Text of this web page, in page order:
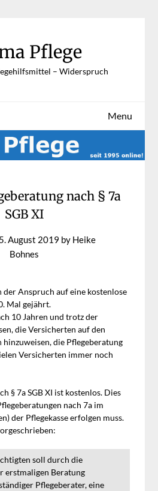
Pflege
– Widerspruch
Menu
nach § 7a
SGB XI
August 2019 by Heike
Bohnes
der Anspruch auf eine kostenlose
Mal gejährt.
10 Jahren und trotz der
die Versicherten auf den
die Pflegeberatung
Versicherten immer noch
§ 7a SGB XI ist kostenlos. Dies
nach 7a im
der Pflegekasse erfolgen muss.
soll durch die
erstmaligen Beratung
Pflegeberater, eine